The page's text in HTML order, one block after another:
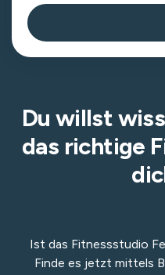
Du willst
das richtige
Ist das Fitnessstudio
Finde es jetzt mittels